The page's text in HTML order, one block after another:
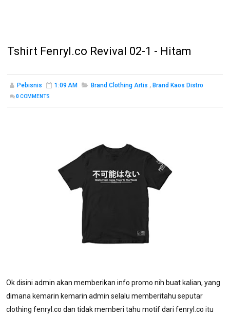
Tshirt Fenryl.co Revival 02-1 - Hitam
Pebisnis 1:09 AM Brand Clothing Artis , Brand Kaos Distro
0 COMMENTS
Ok disini admin akan memberikan info promo nih buat kalian, yang
dimana kemarin kemarin admin selalu memberitahu seputar
clothing fenryl.co dan tidak memberi tahu motif dari fenryl.co itu